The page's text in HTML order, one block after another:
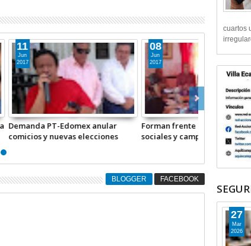
en Edomex
¡En sólo una casilla! quitan 497
votos falsos a Del Mazo: Edomex
08
Jun
2017
BLOGGER FACEBOOK
cuartos
27
Mar
2026